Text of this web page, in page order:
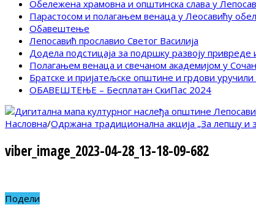
Обележена храмовна и општинска слава у
Парастосом и полагањем венаца у Леосавићу
Обавештење
Лепосавић прославио Светог Василија
Додела подстицаја за подршку развоју
Полагањем венаца и свечаном академијом у
Братске и пријатељске општине и грдови
ОБАВЕШТЕЊЕ – Бесплатан СкиПас 2024
Насловна/Одржана традиционална акција „За лепшу и
viber_image_2023-04-28_13-18-09-682
Подели